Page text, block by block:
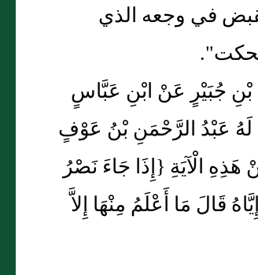
في وجعه الذي
بْنِ جُبَيْرٍ عَنْ ابْنِ عَبَّاسٍ
عَبْدُ الرَّحْمَنِ بْنُ عَوْفٍ
الْآيَةِ {إِذَا جَاءَ نَصْرُ
قَالَ مَا أَعْلَمُ مِنْهَا إِلاَّ